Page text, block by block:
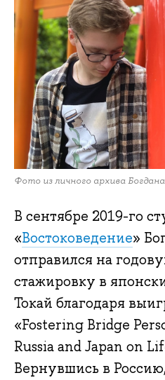
Фото из личного архива
В сентябре 2019-го
«Востоковедение»
отправился на
стажировку в
Токай благодаря
«Fostering Bridge
Russia and Japan on
Вернувшись в